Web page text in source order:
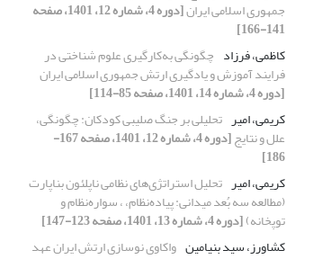
جمهوری اسلامی ایران [دوره 4، شماره 12، 1401، صفحه
141-166]
کاظمی، فرزاد چگونگی به‌کارگیری علوم شناختی در
فرایند آموزش و یادگیری ارتش جمهوری اسلامی ایران
[دوره 4، شماره 14، 1401، صفحه 85-114]
کریمی، امیر تحلیلی بر جنگ صلیبی کودکان: چگونگی،
علل و نتایج [دوره 4، شماره 12، 1401، صفحه 167-
186]
کریمی، امیر تحلیل استراتژی‌های نظامی ناپلئون بناپارت
(مطالعه سه بُعد میدانی: پیاده‌نظام، ، سواره‌نظام و
توپخانه)[دوره 4، شماره 13، 1401، صفحه 123-147]
کشاورز، سید بنیامین واکاوی نوسازی ارتش ایران عهد